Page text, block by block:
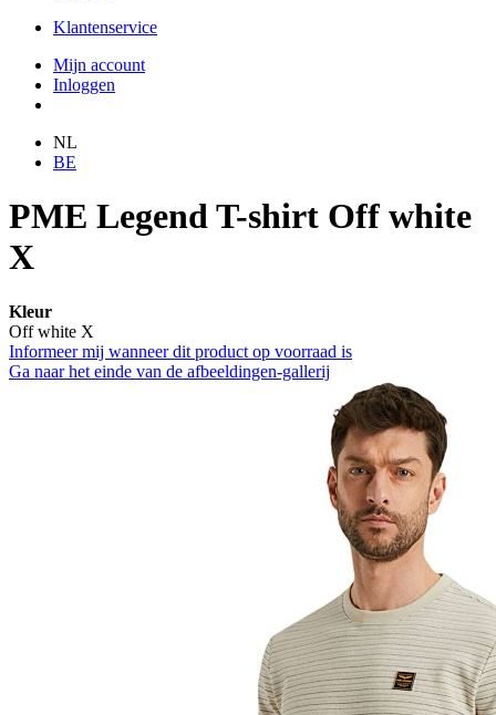
Klantenservice
Mijn account
Inloggen
NL
BE
PME Legend T-shirt Off white
X
Kleur
Off white X
Informeer mij wanneer dit product op voorraad is
Ga naar het einde van de afbeeldingen-gallerij